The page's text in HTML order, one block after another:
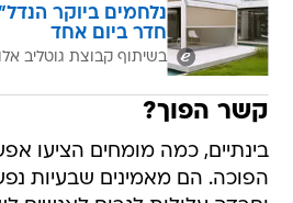
נלחמים ביוקר
חדר ביום אחד
בשיתוף קבוצת גוטליב
קשר הפוך?
בינתיים, כמה מומחים הציעו
הפוכה. הם מאמינים שבעיות